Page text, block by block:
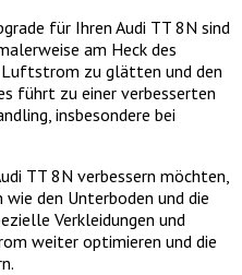
für Ihren Audi TT 8N sind
am Heck des
Luftstrom zu glätten und den
führt zu einer verbesserten
insbesondere bei
TT 8N verbessern möchten,
den Unterboden und die
Verkleidungen und
weiter optimieren und die